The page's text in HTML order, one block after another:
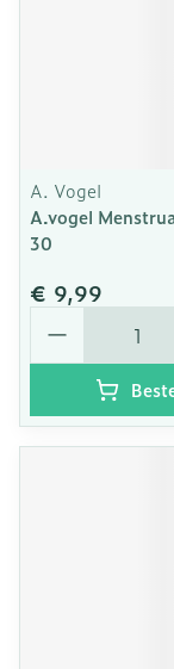
A. Vogel
A.vogel
30
€ 9,99
Aantal